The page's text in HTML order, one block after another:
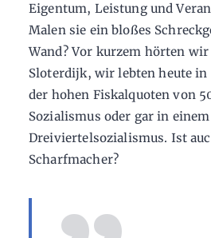
Eigentum, Leistung und
Malen sie ein bloßes
Wand? Vor kurzem hörten
Sloterdijk, wir lebten heute in
der hohen Fiskalquoten von
Sozialismus oder gar in einem
Dreiviertelsozialismus. Ist
Scharfmacher?